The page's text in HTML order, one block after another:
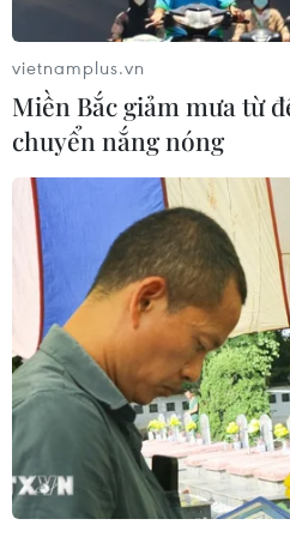
Chính phủ Nhật Bản
động đi lại với Việt Nam
11/10/2020 05:00
Công dân hai nước khi đi
muốn nhập cảnh vào nước
báo địa chỉ nơi dự định lưu
sở tại và tiến hành xét nghiệm
vietnamplus.vn
Miền Bắc giảm mưa từ
chuyển nắng nóng